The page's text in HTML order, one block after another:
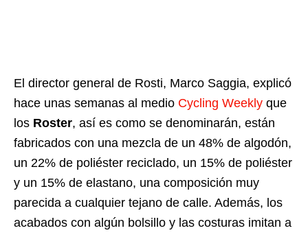
El director general de Rosti, Marco Saggia, explicó
hace unas semanas al medio Cycling Weekly que
los Roster, así es como se denominarán, están
fabricados con una mezcla de un 48% de algodón,
un 22% de poliéster reciclado, un 15% de poliéster
y un 15% de elastano, una composición muy
parecida a cualquier tejano de calle. Además, los
acabados con algún bolsillo y las costuras imitan a